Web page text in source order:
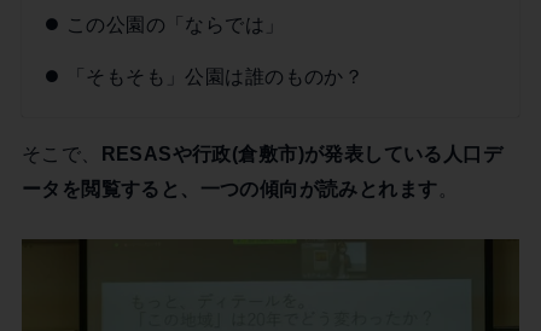
この公園の「ならでは」
「そもそも」公園は誰のものか？
そこで、 RESASや行政(倉敷市)が発表している人口デ
ータを閲覧すると、一つの傾向が読みとれます。